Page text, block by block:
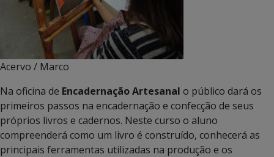
Acervo / Marco
Na oficina de Encadernação Artesanal o público dará os
primeiros passos na encadernação e confecção de seus
próprios livros e cadernos. Neste curso o aluno
compreenderá como um livro é construído, conhecerá as
principais ferramentas utilizadas na produção e os